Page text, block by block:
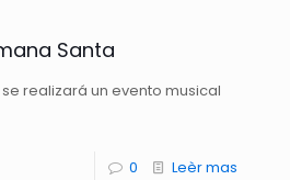
Santa
se realizará un evento musical
0 Leèr mas